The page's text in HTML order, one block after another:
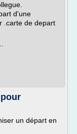
d'une
.carte de depart
un départ en